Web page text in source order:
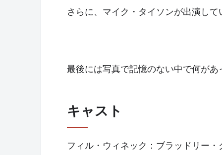
さらに、マイク・タイソンが出演し
最後には写真で記憶のない中で何が
キャスト
フィル・ウィネック：ブラッドリー